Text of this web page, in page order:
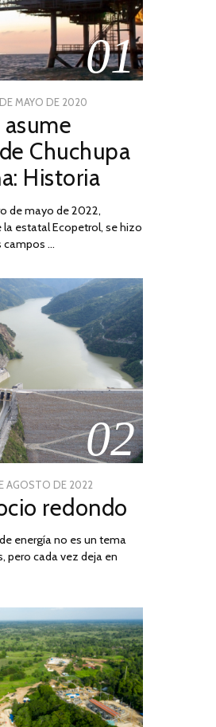
01
MAYO DE 2020
DE
2026
Chuchupa
Historia
de mayo de 2022,
la estatal Ecopetrol, se hizo
campos …
02
AGOSTO DE 2022
DE
DE
2022
redondo
energía no es un tema
pero cada vez deja en